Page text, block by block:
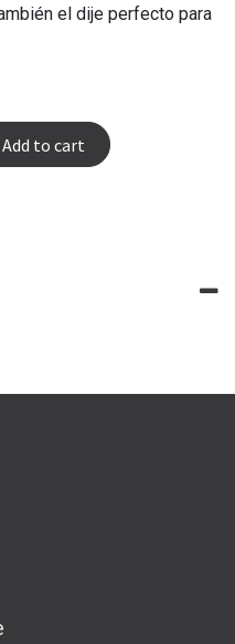
el dije perfecto para
Add to cart